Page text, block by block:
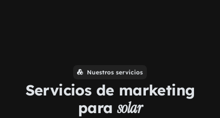
Nuestros servicios
Servicios de marketing
parasolar